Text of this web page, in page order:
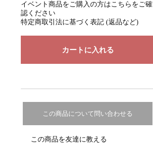
イベント商品をご購入の方はこちらをご確
認ください
特定商取引法に基づく表記 (返品など)
この商品について問い合わせる
この商品を友達に教える